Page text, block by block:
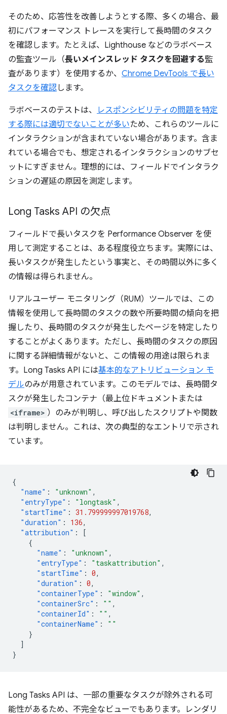
そのため、応答性を改善しようとする際、多くの場合、最
初にパフォーマンス トレースを実行して長時間のタスク
を確認します。たとえば、Lighthouse などのラボベース
の監査ツール（長いメインスレッド タスクを回避する監
査があります）を使用するか、 Chrome DevTools で長い
タスクを確認します。
ラボベースのテストは、
レスポンシビリティの問題を特定
する際には適切でないことが多いため、これらのツールに
インタラクションが含まれていない場合があります。含ま
れている場合でも、想定されるインタラクションのサブセ
ットにすぎません。理想的には、フィールドでインタラク
ションの遅延の原因を測定します。
Long Tasks API の欠点
フィールドで長いタスクを Performance Observer を使
用して測定することは、ある程度役立ちます。実際には、
長いタスクが発生したという事実と、その時間以外に多く
の情報は得られません。
リアルユーザー モニタリング（RUM）ツールでは、この
情報を使用して長時間のタスクの数や所要時間の傾向を把
握したり、長時間のタスクが発生したページを特定したり
することがよくあります。ただし、長時間のタスクの原因
に関する詳細情報がないと、この情報の用途は限られま
す。Long Tasks API には基本的なアトリビューション モ
デルのみが用意されています。このモデルでは、長時間タ
スクが発生したコンテナ（最上位ドキュメントまたは
<iframe> ）のみが判明し、呼び出したスクリプトや関数
は判明しません。これは、次の典型的なエントリで示され
ています。
{
"name" : "unknown" ,
"entryType" : "longtask" ,
"startTime" : 31.799999997019768,
"duration" : 136,
"attribution" :
[
{
"name" : "unknown" ,
"entryType" : "taskattribution" ,
"startTime" : 0,
"duration" : 0,
"containerType" : "window" ,
"containerSrc" : "" ,
"containerId" : "" ,
"containerName" :
""
}
]
}
Long Tasks API は、一部の重要なタスクが除外される可
能性があるため、不完全なビューでもあります。レンダリ